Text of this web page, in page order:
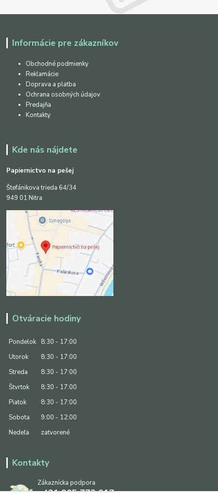
Informácie pre zákazníkov
Obchodné podmienky
Reklamácie
Doprava a platba
Ochrana osobných údajov
Predajňa
Kontakty
Kde nás nájdete
Papiernictvo na pešej
Štefánikova trieda 64/34
949 01 Nitra
Otváracie hodiny
Pondelok
8:30 - 17:00
Utorok
8:30 - 17:00
Streda
8:30 - 17:00
Štvrtok
8:30 - 17:00
Piatok
8:30 - 17:00
Sobota
9:00 - 12:00
Nedeľa
zatvorené
Kontakty
Zákaznícka podpora